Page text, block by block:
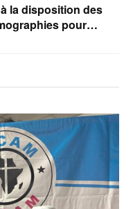
la disposition des
pour…